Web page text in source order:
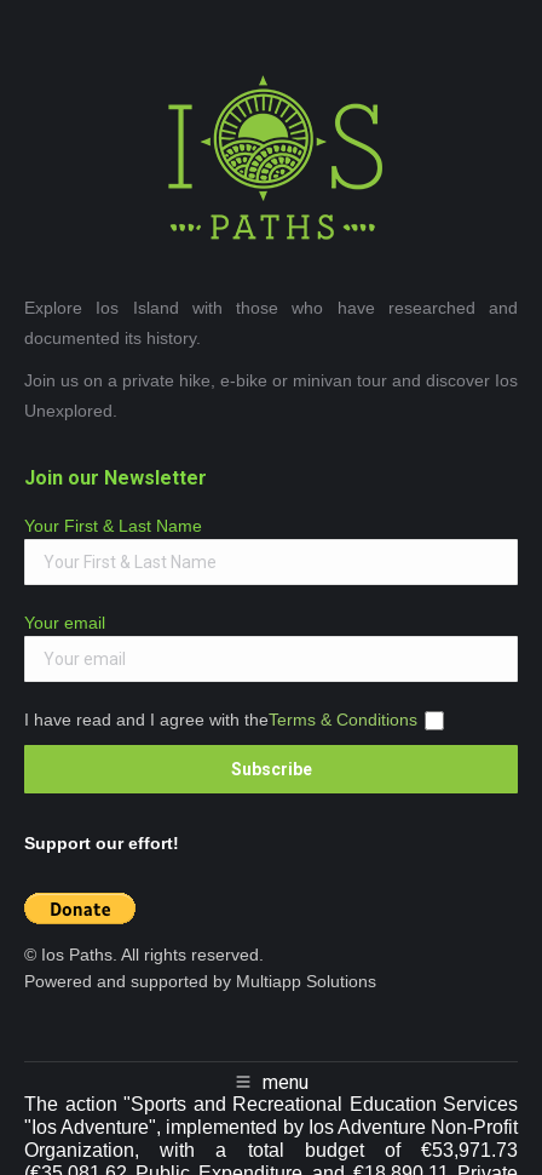
Explore Ios Island with those who have researched and
documented its history.
Join us on a private hike, e-bike or minivan tour and discover Ios
Unexplored.
Join our Newsletter
Your First & Last Name
Your email
I have read and I agree with theTerms & Conditions
Support our effort!
© Ios Paths. All rights reserved.
Powered and supported by Multiapp Solutions
menu
The action "Sports and Recreational Education Services
"Ios Adventure", implemented by Ios Adventure Non-Profit
Organization, with a total budget of €53,971.73